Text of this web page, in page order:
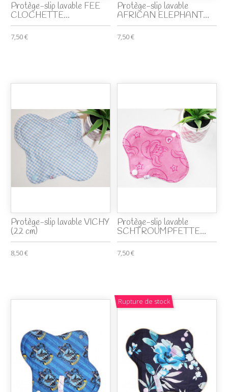
Protège-slip lavable FEE
CLOCHETTE...
7,50 €
Protège-slip lavable
AFRICAN ELEPHANT...
7,50 €
Protège-slip lavable VICHY
(22 cm)
8,50 €
Protège-slip lavable
SCHTROUMPFETTE...
7,50 €
Rupture de stock